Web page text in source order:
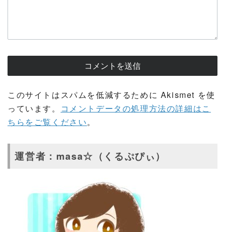
このサイトはスパムを低減するために Akismet を使
っています。
コメントデータの処理方法の詳細はこ
ちらをご覧ください。
運営者：masa☆（くるぷぴぃ）